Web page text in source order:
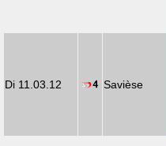
Di 11.03.12 Savièse